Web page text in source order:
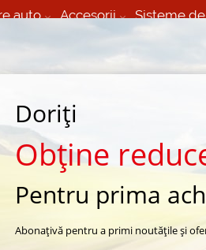
auto Accesorii Sisteme
regiunile
(L-V) 9:00 - 19:00
Doriți
Obține
Pentru prima
Abonațivă pentru a primi noutățile și